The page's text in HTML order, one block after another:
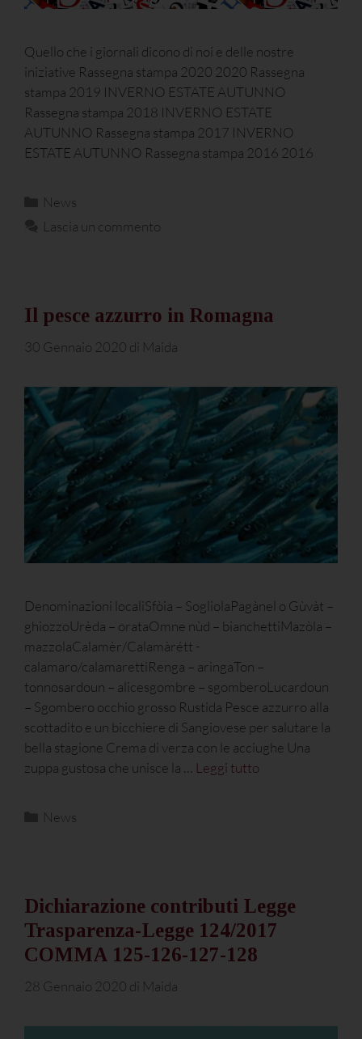
Quello che i giornali dicono di noi e delle nostre
iniziative Rassegna stampa 2020 2020 Rassegna
stampa 2019 INVERNO ESTATE AUTUNNO
Rassegna stampa 2018 INVERNO ESTATE
AUTUNNO Rassegna stampa 2017 INVERNO
ESTATE AUTUNNO Rassegna stampa 2016 2016
News
Lascia un commento
Il pesce azzurro in Romagna
30 Gennaio 2020 di Maida
Denominazioni localiSfòia – SogliolaPagànel o Gùvàt –
ghiozzoUrèda – orataOmne nùd – bianchettiMazòla –
mazzolaCalamèr/Calamàrétt -
calamaro/calamarettiRenga – aringaTon –
tonnosardoun – alicesgombre – sgomberoLucardoun
– Sgombero occhio grosso Rustida Pesce azzurro alla
scottadito e un bicchiere di Sangiovese per salutare la
bella stagione Crema di verza con le acciughe Una
zuppa gustosa che unisce la … Leggi tutto
News
Dichiarazione contributi Legge
Trasparenza-Legge 124/2017
COMMA 125-126-127-128
28 Gennaio 2020 di Maida